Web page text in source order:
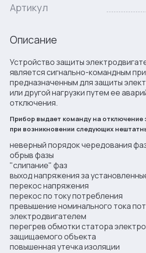
Артикул
Описание
Устройство защиты
является сигнально-командным
предназначенным для защиты
или другой нагрузки путем ее
отключения.
Прибор выдает команду на отключение
при возникновении следующих
неверный порядок чередования
обрыв фазы
"слипание" фаз
выход напряжения за
перекос напряжения
перекос по току потребления
превышение номинального тока
электродвигателем
перегрев обмотки статора
защищаемого объекта
повышенная утечка изоляции